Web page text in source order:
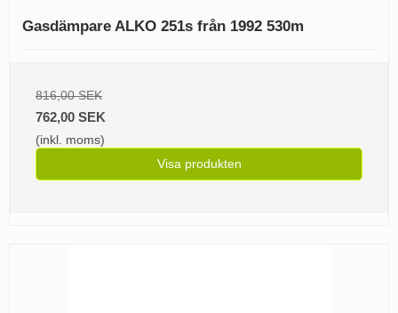
Gasdämpare ALKO 251s från 1992 530m
816,00 SEK
762,00 SEK
(inkl. moms)
Visa produkten